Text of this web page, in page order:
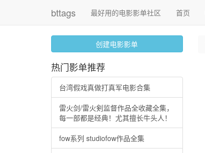
bttags 最好用的电影影单社区 首页
创建电影影单
热门影单推荐
台湾假戏真做打真军电影合集
雷火剑/雷火剣监督作品全收藏全集，
每一部都是经典！尤其擅长牛头人！
fow系列 studiofow作品全集